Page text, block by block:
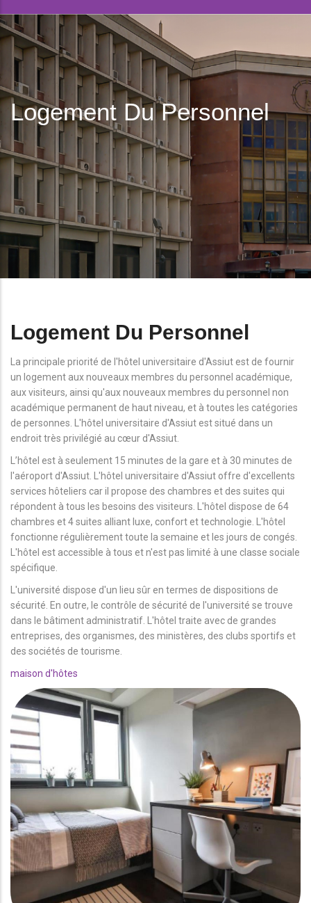
Logement Du Personnel
Logement Du Personnel
La principale priorité de l'hôtel universitaire d'Assiut est de fournir
un logement aux nouveaux membres du personnel académique,
aux visiteurs, ainsi qu'aux nouveaux membres du personnel non
académique permanent de haut niveau, et à toutes les catégories
de personnes. L'hôtel universitaire d'Assiut est situé dans un
endroit très privilégié au cœur d'Assiut.
L’hôtel est à seulement 15 minutes de la gare et à 30 minutes de
l'aéroport d'Assiut. L'hôtel universitaire d'Assiut offre d'excellents
services hôteliers car il propose des chambres et des suites qui
répondent à tous les besoins des visiteurs. L'hôtel dispose de 64
chambres et 4 suites alliant luxe, confort et technologie. L'hôtel
fonctionne régulièrement toute la semaine et les jours de congés.
L'hôtel est accessible à tous et n'est pas limité à une classe sociale
spécifique.
L'université dispose d'un lieu sûr en termes de dispositions de
sécurité. En outre, le contrôle de sécurité de l'université se trouve
dans le bâtiment administratif. L'hôtel traite avec de grandes
entreprises, des organismes, des ministères, des clubs sportifs et
des sociétés de tourisme.
maison d'hôtes